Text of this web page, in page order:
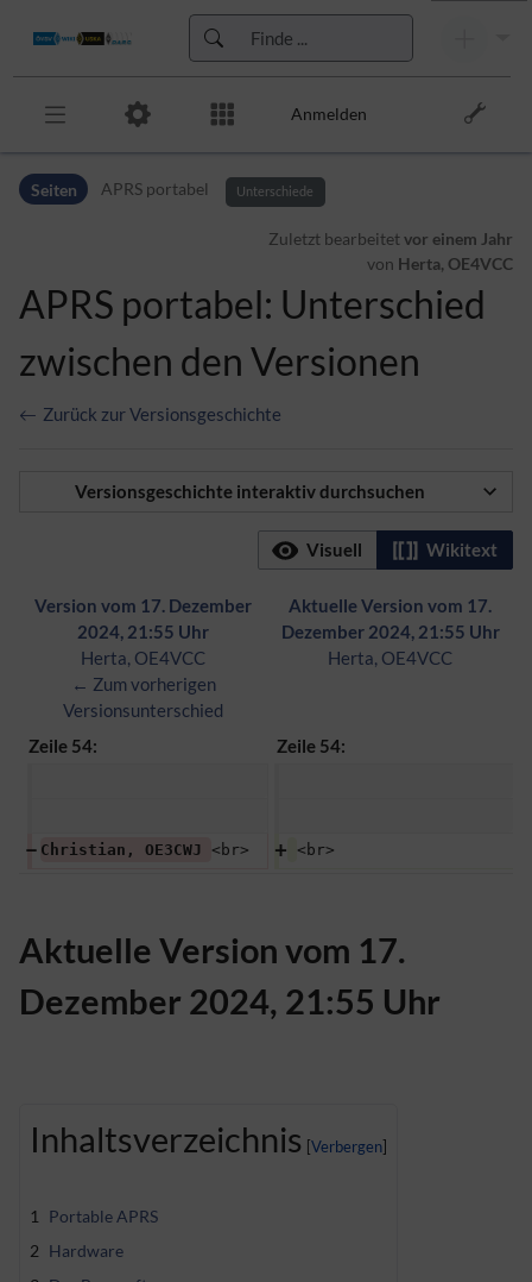
Zur Hauptnavigation
Anmelden
Seiten APRS portabel Unterschiede
Zuletzt bearbeitetvor einem Jahr
von Herta, OE4VCC
APRS portabel: Unterschied
zwischen den Versionen
Zurück zur Versionsgeschichte
Versionsgeschichte interaktiv durchsuchen
Visuell Wikitext
Version vom 17. Dezember
2024, 21:55 Uhr
Herta, OE4VCC
← Zum vorherigen
Versionsunterschied
Aktuelle Version vom 17.
Dezember 2024, 21:55 Uhr
Herta, OE4VCC
Zeile 54: Zeile 54:
Christian, OE3CWJ <br> <br>
Aktuelle Version vom 17.
Dezember 2024, 21:55 Uhr
Inhaltsverzeichnis
1
Portable APRS
2 Hardware